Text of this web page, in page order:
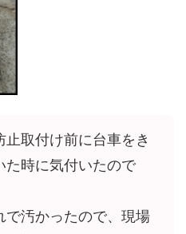
止取付け前に台車をき
た時に気付いたので
で汚かったので、現場